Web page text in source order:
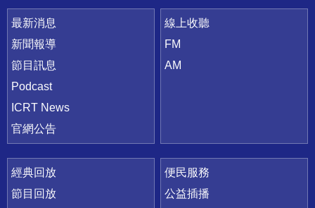
最新消息
新聞報導
節目訊息
Podcast
ICRT News
官網公告
線上收聽
FM
AM
經典回放
節目回放
便民服務
公益插播